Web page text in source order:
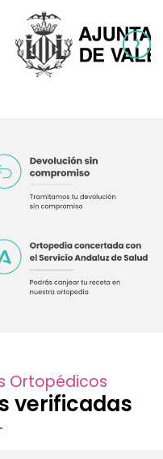
›
Ortopédicos
verificadas